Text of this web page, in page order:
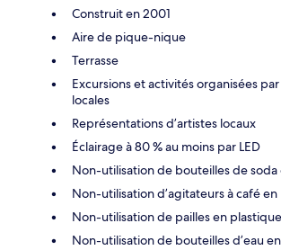
Construit en 2001
Aire de pique-nique
Terrasse
Excursions et activités organisées
locales
Représentations d’artistes locaux
Éclairage à 80 % au moins par LED
Non-utilisation de bouteilles de
Non-utilisation d’agitateurs à café
Non-utilisation de pailles en plastique
Non-utilisation de bouteilles d’eau